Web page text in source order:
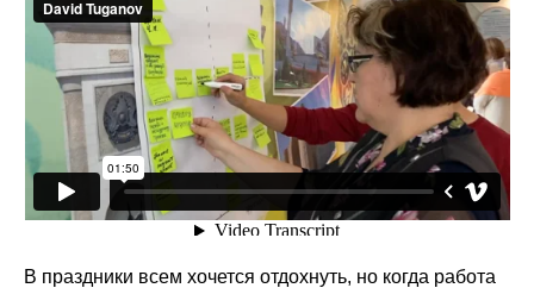
В праздники всем хочется отдохнуть, но когда работа